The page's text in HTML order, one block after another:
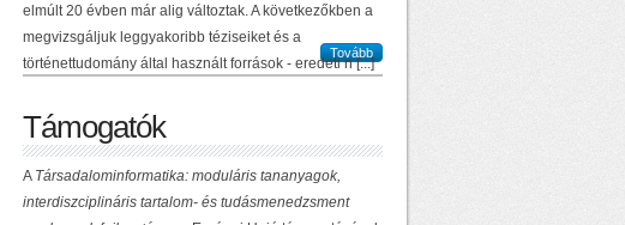
elmúlt 20 évben már alig változtak. A következőkben a
megvizsgáljuk leggyakoribb téziseiket és a
történettudomány által használt források - eredeti n [...]
Tovább
Támogatók
A Társadalominformatika: moduláris tananyagok,
interdiszciplináris tartalom- és tudásmenedzsment